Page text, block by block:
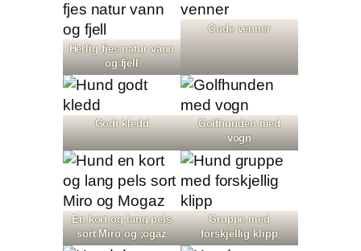
Herlig fjes natur vann
og fjell
Gode venner
Godt kledd
Golfhunden med
vogn
En kort og lang pels
sort Miro og ;ogaz
Gruppe med
forskjellig klipp